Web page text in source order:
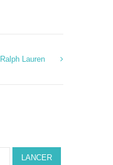
Ralph Lauren
LANCER